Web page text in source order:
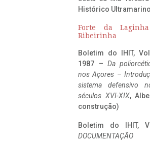
Histórico Ultramarino
Forte da
Ribeirinha
Boletim do IHIT,
1987 – Da
nos Açores –
sistema defensivo
séculos XVI-XIX,
construção)
Boletim do IHIT,